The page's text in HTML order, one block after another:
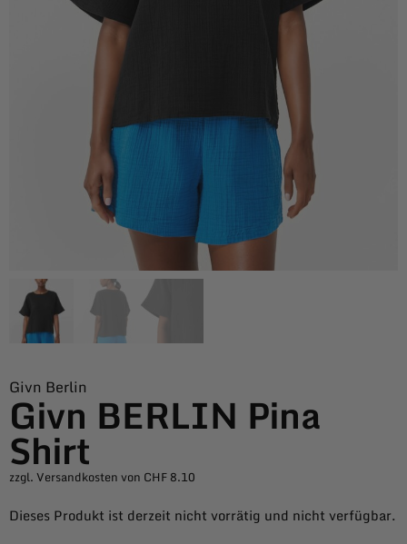
Givn Berlin
Givn BERLIN Pina
Shirt
zzgl. Versandkosten von CHF 8.10
Dieses Produkt ist derzeit nicht vorrätig und nicht verfügbar.